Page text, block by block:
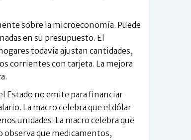
sobre la microeconomía. Puede
en su presupuesto. El
todavía ajustan cantidades,
corrientes con tarjeta. La mejora
Estado no emite para financiar
La macro celebra que el dólar
unidades. La macro celebra que
observa que medicamentos,